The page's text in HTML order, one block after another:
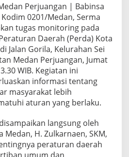
Perjuangan | Babinsa
0201/Medan, Serma
tugas monitoring pada
Daerah (Perda) Kota
Jalan Gorila, Kelurahan Sei
Medan Perjuangan, Jumat
WIB. Kegiatan ini
informasi tentang
masyarakat lebih
aturan yang berlaku.
langsung oleh
Medan, H. Zulkarnaen, SKM,
peraturan daerah
umum dan